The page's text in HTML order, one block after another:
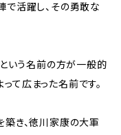
で活躍し、その勇敢な
という名前の方が一般的
て広まった名前です。
き、徳川家康の大軍